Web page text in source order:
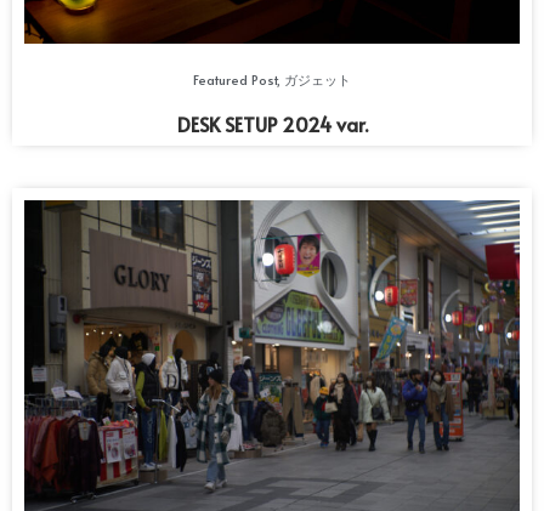
Featured Post, ガジェット
DESK SETUP 2024 var.